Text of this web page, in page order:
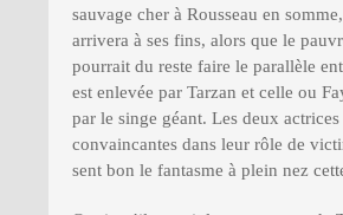
sauvage cher à Rousseau en
arrivera à ses fins, alors que le
pourrait du reste faire le parallèle
est enlevée par Tarzan et celle ou
par le singe géant. Les deux
convaincantes dans leur rôle de
sent bon le fantasme à plein nez